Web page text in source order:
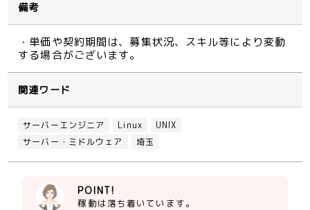
備考
・単価や契約期間は、募集状況、スキル等により変動
する場合がございます。
関連ワード
サーバーエンジニア Linux
UNIX
サーバー・ミドルウェア
埼玉
POINT!
稼動は落ち着いています。